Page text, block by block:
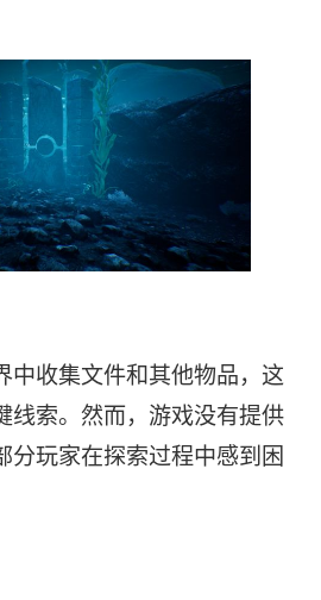
中收集文件和其他物品，这
线索。然而，游戏没有提供
分玩家在探索过程中感到困